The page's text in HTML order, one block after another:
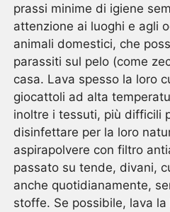
prassi minime di igiene
attenzione ai luoghi e agli
animali domestici, che
parassiti sul pelo (come
casa. Lava spesso la loro
giocattoli ad alta
inoltre i tessuti, più difficili
disinfettare per la loro
aspirapolvere con filtro
passato su tende, divani,
anche quotidianamente,
stoffe. Se possibile, lava